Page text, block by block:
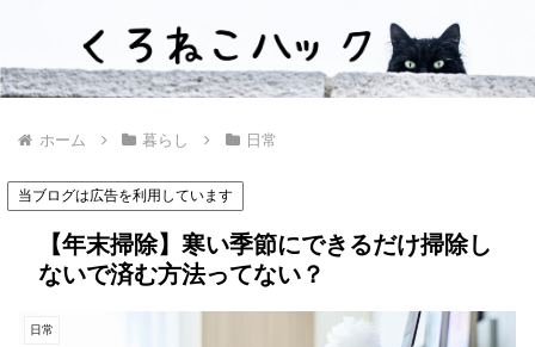
ホーム 暮らし 日常
当ブログは広告を利用しています
【年末掃除】寒い季節にできるだけ掃除し
ないで済む方法ってない？
日常